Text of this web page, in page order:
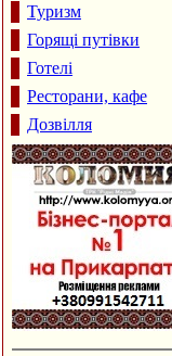
Туризм
Горящі путівки
Готелі
Ресторани, кафе
Дозвілля